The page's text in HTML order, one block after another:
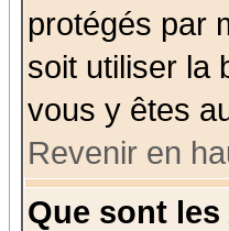
protégés par
soit utiliser la
vous y êtes
Revenir en
Que sont